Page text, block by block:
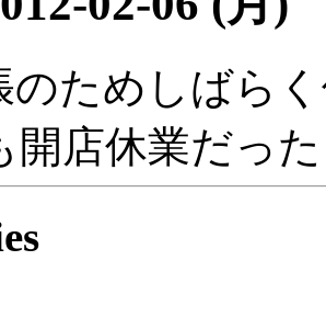
のためしばら
開店休業だっ